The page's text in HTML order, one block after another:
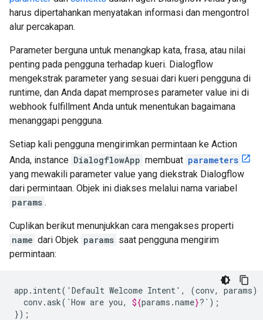
harus dipertahankan menyatakan informasi dan mengontrol
alur percakapan.
Parameter berguna untuk menangkap kata, frasa, atau nilai
penting pada pengguna terhadap kueri. Dialogflow
mengekstrak parameter yang sesuai dari kueri pengguna di
runtime, dan Anda dapat memproses parameter value ini di
webhook fulfillment Anda untuk menentukan bagaimana
menanggapi pengguna.
Setiap kali pengguna mengirimkan permintaan ke Action
Anda, instance DialogflowApp membuat parameters
yang mewakili parameter value yang diekstrak Dialogflow
dari permintaan. Objek ini diakses melalui nama variabel
params .
Cuplikan berikut menunjukkan cara mengakses properti
name dari Objek params saat pengguna mengirim
permintaan:
app.intent('Default Welcome Intent', (conv, params)
conv.ask(`How are you, ${params .name}?`);
});